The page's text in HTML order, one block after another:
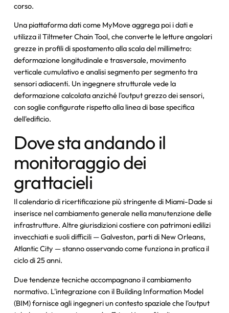
corso.
Una piattaforma dati come MyMove aggrega poi i dati e
utilizza il Tiltmeter Chain Tool, che converte le letture angolari
grezze in profili di spostamento alla scala del millimetro:
deformazione longitudinale e trasversale, movimento
verticale cumulativo e analisi segmento per segmento tra
sensori adiacenti. Un ingegnere strutturale vede la
deformazione calcolata anziché l'output grezzo dei sensori,
con soglie configurate rispetto alla linea di base specifica
dell'edificio.
Dove sta andando il
monitoraggio dei
grattacieli
Il calendario di ricertificazione più stringente di Miami-Dade si
inserisce nel cambiamento generale nella manutenzione delle
infrastrutture. Altre giurisdizioni costiere con patrimoni edilizi
invecchiati e suoli difficili — Galveston, parti di New Orleans,
Atlantic City — stanno osservando come funziona in pratica il
ciclo di 25 anni.
Due tendenze tecniche accompagnano il cambiamento
normativo. L'integrazione con il Building Information Model
(BIM) fornisce agli ingegneri un contesto spaziale che l'output